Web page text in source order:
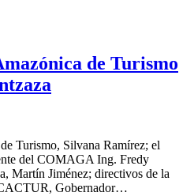
de Turismo
Turismo, Silvana Ramírez; el
del COMAGA Ing. Fredy
Martín Jiménez; directivos de la
Gobernador…